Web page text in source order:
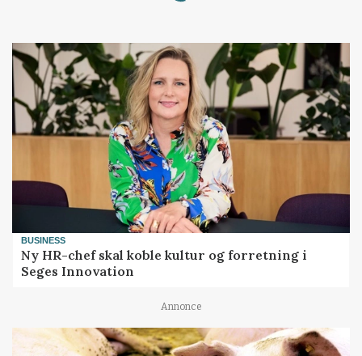
BUSINESS
Ny HR-chef skal koble kultur og forretning i
Seges Innovation
Annonce